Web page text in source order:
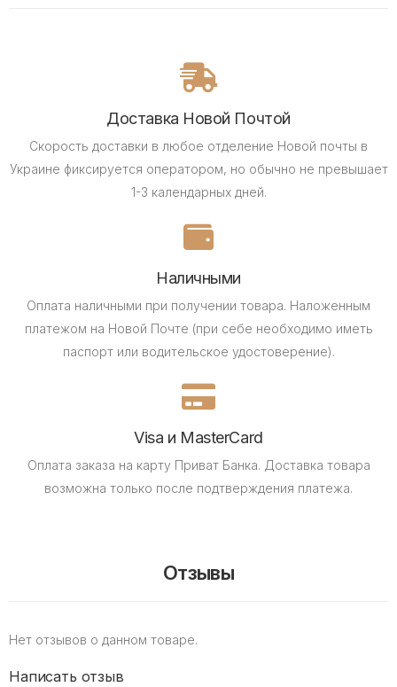
Доставка Новой Почтой
Скорость доставки в любое отделение Новой почты в
Украине фиксируется оператором, но обычно не превышает
1-3 календарных дней.
Наличными
Оплата наличными при получении товара. Наложенным
платежом на Новой Почте (при себе необходимо иметь
паспорт или водительское удостоверение).
Visa и MasterCard
Оплата заказа на карту Приват Банка. Доставка товара
возможна только после подтверждения платежа.
Отзывы
Нет отзывов о данном товаре.
Написать отзыв